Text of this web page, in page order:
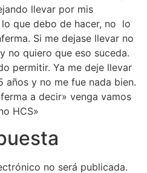
llevar por mis
que debo de hacer, no lo
Si me dejase llevar no
no quiero que eso suceda.
permitir. Ya me deje llevar
años y no me fue nada bien.
a decir» venga vamos
HCS»
no será publicada.